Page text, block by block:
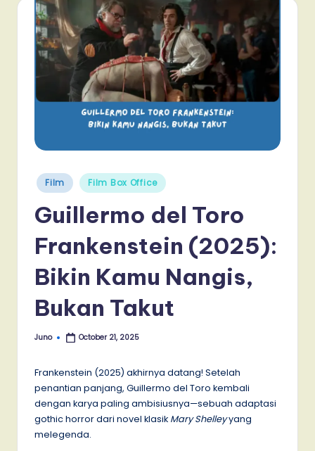
Posted
in
Film Film Box Office
Guillermo del Toro
Frankenstein (2025):
Bikin Kamu Nangis,
Bukan Takut
Posted
Juno October 21, 2025
Frankenstein (2025) akhirnya datang! Setelah
penantian panjang, Guillermo del Toro kembali
dengan karya paling ambisiusnya—sebuah adaptasi
gothic horror dari novel klasik Mary Shelleyyang
melegenda.